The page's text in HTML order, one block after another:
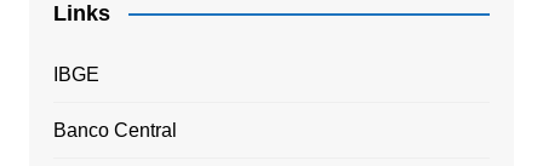
Links
IBGE
Banco Central